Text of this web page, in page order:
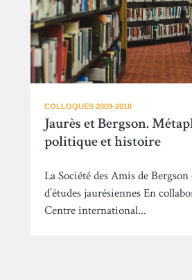
COLLOQUES 2009-2010
Jaurès et Bergson.
politique et histoire
La Société des Amis de Bergson
d’études jaurésiennes En
Centre international...